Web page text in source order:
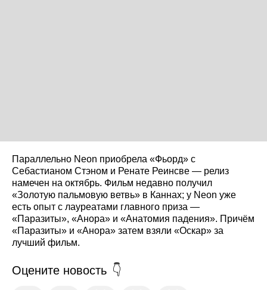
Параллельно Neon приобрела «Фьорд» с
Себастианом Стэном и Ренате Реинсве — релиз
намечен на октябрь. Фильм недавно получил
«Золотую пальмовую ветвь» в Каннах; у Neon уже
есть опыт с лауреатами главного приза —
«Паразиты», «Анора» и «Анатомия падения». Причём
«Паразиты» и «Анора» затем взяли «Оскар» за
лучший фильм.
Оцените новость